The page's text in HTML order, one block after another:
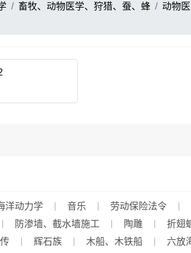
畜牧、动物医学、狩猎、蚕、蜂 动物医
洋动力学 音乐 劳动保险法令
防渗墙、截水墙施工 陶雕 折翅
辉石族 木船、木铁船 六放